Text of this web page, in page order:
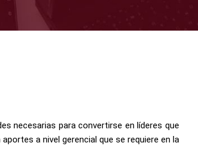
necesarias para convertirse en líderes que
a nivel gerencial que se requiere en la